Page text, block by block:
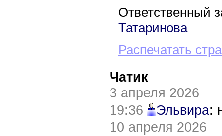
Ответственный
Татаринова
Распечатать
Чатик
3 апреля 2026
19:36
Эльвира:
10 апреля 2026